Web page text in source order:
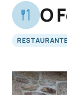
O
RESTAURANTE